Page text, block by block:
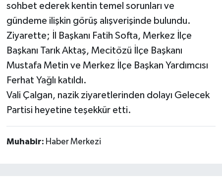
sohbet ederek kentin temel sorunları ve
gündeme ilişkin görüş alışverişinde bulundu.
Ziyarette; İl Başkanı Fatih Softa, Merkez İlçe
Başkanı Tarık Aktaş, Mecitözü İlçe Başkanı
Mustafa Metin ve Merkez İlçe Başkan Yardımcısı
Ferhat Yağlı katıldı.
Vali Çalgan, nazik ziyaretlerinden dolayı Gelecek
Partisi heyetine teşekkür etti.
Muhabir: Haber Merkezi
Sungurlu
Uğurludağ
Sağlık